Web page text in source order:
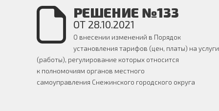
РЕШЕНИЕ №133
ОТ 28.10.2021
О внесении изменений в Порядок
установления тарифов (цен, платы) на услуги
(работы), регулирование которых относится
к полномочиям органов местного
самоуправления Снежинского городского округа